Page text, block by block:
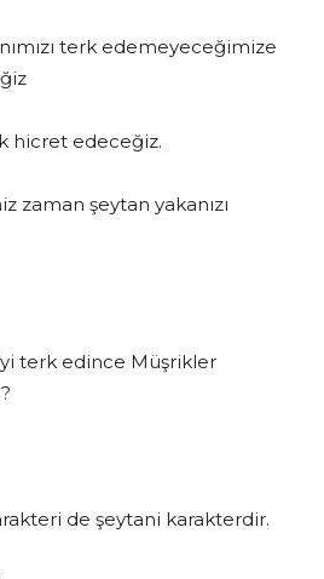
terk edemeyeceğimize
hicret edeceğiz.
zaman şeytan yakanızı
terk edince Müşrikler
de şeytani karakterdir.